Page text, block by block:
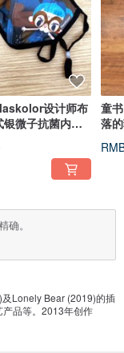
设计师布
微子抗菌内层
童
落
。
Lonely Bear (2019)的插
品等。2013年创作
始出现于香港的不同商场
：北京、上海、日本、